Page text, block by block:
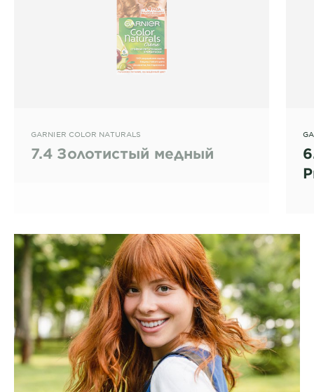
GARNIER COLOR NATURALS
7.4 Золотистый медный